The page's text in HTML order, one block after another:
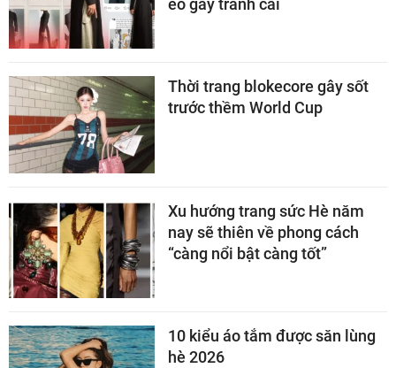
eo gây tranh cãi
Thời trang blokecore gây sốt
trước thềm World Cup
Xu hướng trang sức Hè năm
nay sẽ thiên về phong cách
“càng nổi bật càng tốt”
10 kiểu áo tắm được săn lùng
hè 2026